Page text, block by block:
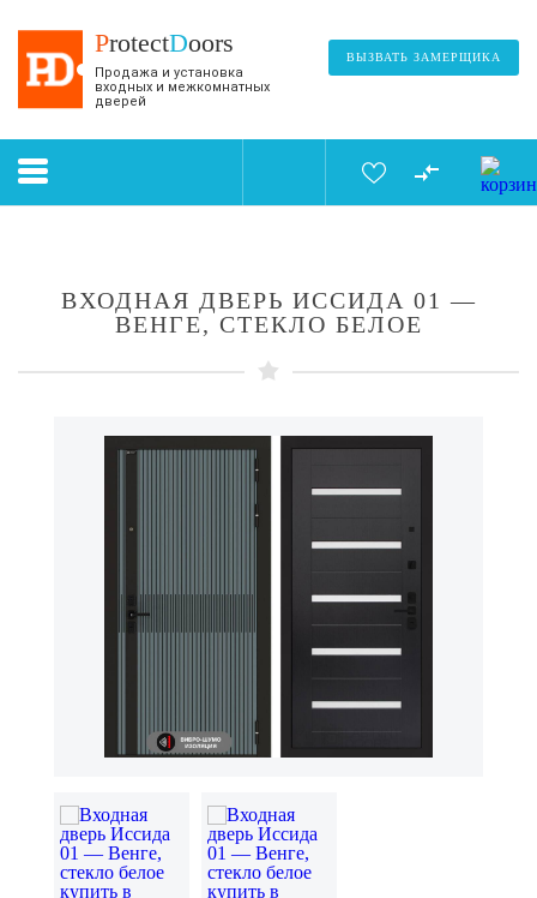
ProtectDoors
Продажа и установка
входных и межкомнатных
дверей
ВЫЗВАТЬ ЗАМЕРЩИКА
ВХОДНАЯ ДВЕРЬ ИССИДА 01 —
ВЕНГЕ, СТЕКЛО БЕЛОЕ